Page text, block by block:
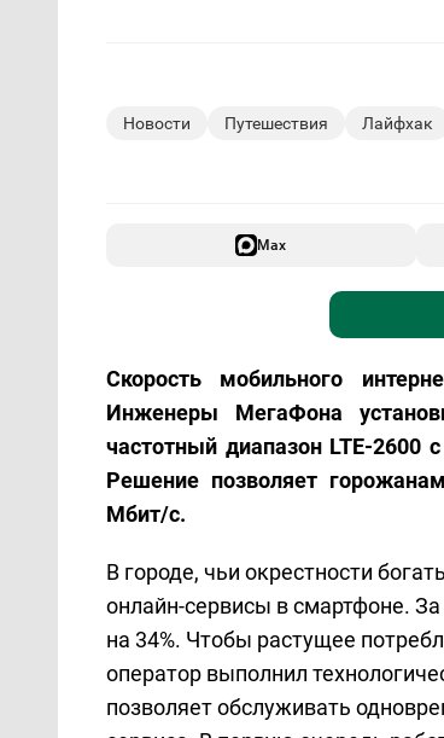
Новости Путешествия Лайфхак
Max
Скорость мобильного
Инженеры МегаФона
частотный диапазон
Решение позволяет
Мбит/с.
В городе, чьи окрестности
онлайн-сервисы в смартфоне.
на 34%. Чтобы растущее
оператор выполнил
позволяет обслуживать